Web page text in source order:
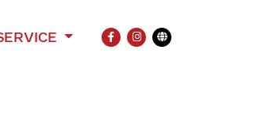
FACEBOOK
INSTAGRAM
Übersetzung